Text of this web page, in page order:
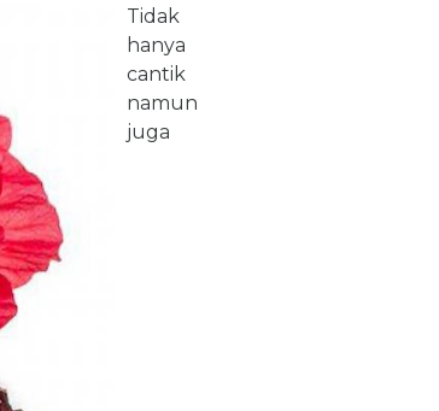
Tidak
hanya
cantik
namun
juga